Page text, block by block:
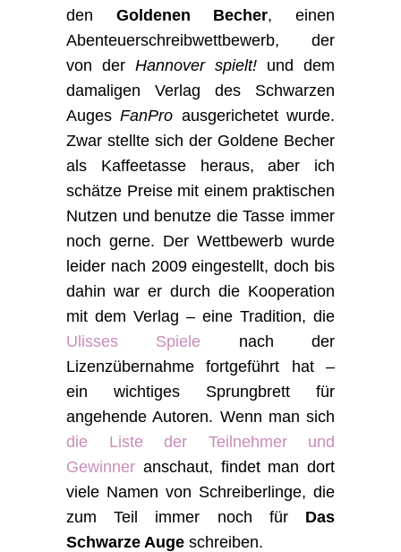
den Goldenen Becher, einen
Abenteuerschreibwettbewerb, der
von der Hannover spielt! und dem
damaligen Verlag des Schwarzen
AugesFanPro ausgerichetet wurde.
Zwar stellte sich der Goldene Becher
als Kaffeetasse heraus, aber ich
schätze Preise mit einem praktischen
Nutzen und benutze die Tasse immer
noch gerne. Der Wettbewerb wurde
leider nach 2009 eingestellt, doch bis
dahin war er durch die Kooperation
mit dem Verlag – eine Tradition, die
Ulisses Spiele nach der
Lizenzübernahme fortgeführt hat –
ein wichtiges Sprungbrett für
angehende Autoren. Wenn man sich
die Liste der Teilnehmer und
Gewinner anschaut, findet man dort
viele Namen von Schreiberlinge, die
zum Teil immer noch für Das
Schwarze Auge schreiben.